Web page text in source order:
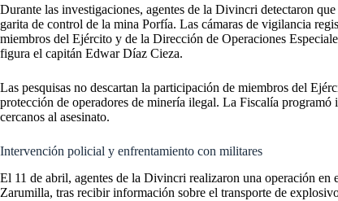
Durante las investigaciones, agentes de la Divincri detectaron
garita de control de la mina Porfía. Las cámaras de vigilancia
miembros del Ejército y de la Dirección de Operaciones
figura el capitán Edwar Díaz Cieza.
Las pesquisas no descartan la participación de miembros del
protección de operadores de minería ilegal. La Fiscalía programó
cercanos al asesinato.
Intervención policial y enfrentamiento con militares
El 11 de abril, agentes de la Divincri realizaron una operación
Zarumilla, tras recibir información sobre el transporte de